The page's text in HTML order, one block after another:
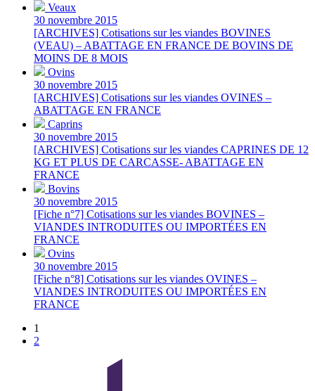
Veaux
30 novembre 2015
[ARCHIVES] Cotisations sur les viandes BOVINES
(VEAU) – ABATTAGE EN FRANCE DE BOVINS DE
MOINS DE 8 MOIS
Ovins
30 novembre 2015
[ARCHIVES] Cotisations sur les viandes OVINES –
ABATTAGE EN FRANCE
Caprins
30 novembre 2015
[ARCHIVES] Cotisations sur les viandes CAPRINES DE 12
KG ET PLUS DE CARCASSE- ABATTAGE EN
FRANCE
Bovins
30 novembre 2015
[Fiche n°7] Cotisations sur les viandes BOVINES –
VIANDES INTRODUITES OU IMPORTÉES EN
FRANCE
Ovins
30 novembre 2015
[Fiche n°8] Cotisations sur les viandes OVINES –
VIANDES INTRODUITES OU IMPORTÉES EN
FRANCE
1
2